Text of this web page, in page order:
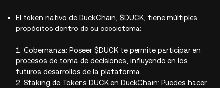
El token nativo de DuckChain, $DUCK, tiene múltiples
propósitos dentro de su ecosistema:
1. Gobernanza: Poseer $DUCK te permite participar en
procesos de toma de decisiones, influyendo en los
futuros desarrollos de la plataforma.
2. Staking de Tokens DUCK en DuckChain: Puedes hacer